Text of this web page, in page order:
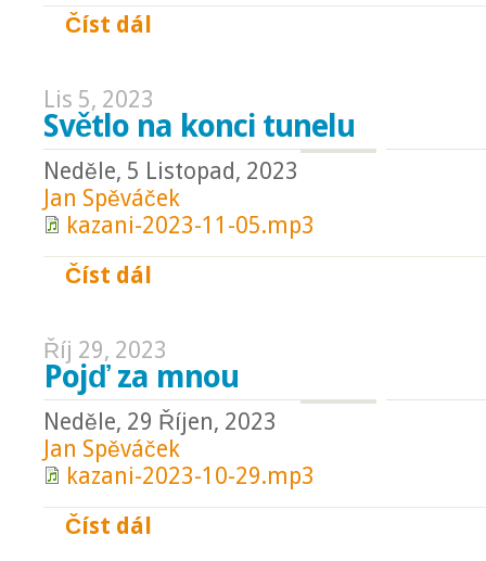
Číst dál
Lis 5, 2023
Světlo na konci tunelu
Neděle, 5 Listopad, 2023
Jan Spěváček
kazani-2023-11-05.mp3
Číst dál
Říj 29, 2023
Pojď za mnou
Neděle, 29 Říjen, 2023
Jan Spěváček
kazani-2023-10-29.mp3
Číst dál